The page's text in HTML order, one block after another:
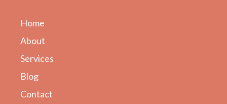
Home
About
Services
Blog
Contact